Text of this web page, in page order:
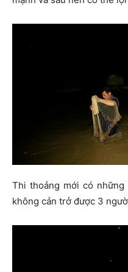
Thi thoảng mới có
không cản trở được 3